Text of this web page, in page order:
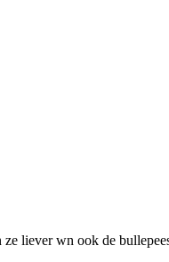
liever wn ook de